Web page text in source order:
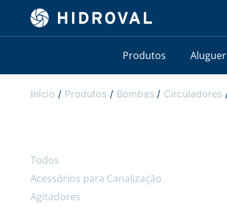
Produtos Aluguer
Início / Produtos / Bombas / Circuladores
Todos
Acessórios para Canalização
Agitadores